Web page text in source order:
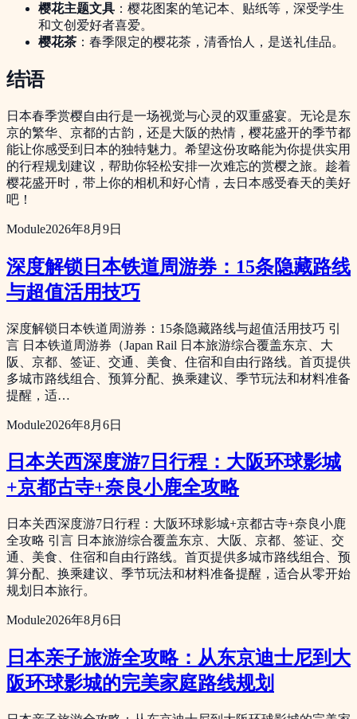
樱花主题文具 ：樱花图案的笔记本、贴纸等，深受学生
和文创爱好者喜爱。
樱花茶 ：春季限定的樱花茶，清香怡人，是送礼佳品。
结语
日本春季赏樱自由行是一场视觉与心灵的双重盛宴。无论是东
京的繁华、京都的古韵，还是大阪的热情，樱花盛开的季节都
能让你感受到日本的独特魅力。希望这份攻略能为你提供实用
的行程规划建议，帮助你轻松安排一次难忘的赏樱之旅。趁着
樱花盛开时，带上你的相机和好心情，去日本感受春天的美好
吧！
Module2026年8月9日
深度解锁日本铁道周游券：15条隐藏路线
与超值活用技巧
深度解锁日本铁道周游券：15条隐藏路线与超值活用技巧 引
言 日本铁道周游券（Japan Rail 日本旅游综合覆盖东京、大
阪、京都、签证、交通、美食、住宿和自由行路线。首页提供
多城市路线组合、预算分配、换乘建议、季节玩法和材料准备
提醒，适…
Module2026年8月6日
日本关西深度游7日行程：大阪环球影城
+京都古寺+奈良小鹿全攻略
日本关西深度游7日行程：大阪环球影城+京都古寺+奈良小鹿
全攻略 引言 日本旅游综合覆盖东京、大阪、京都、签证、交
通、美食、住宿和自由行路线。首页提供多城市路线组合、预
算分配、换乘建议、季节玩法和材料准备提醒，适合从零开始
规划日本旅行。
Module2026年8月6日
日本亲子旅游全攻略：从东京迪士尼到大
阪环球影城的完美家庭路线规划